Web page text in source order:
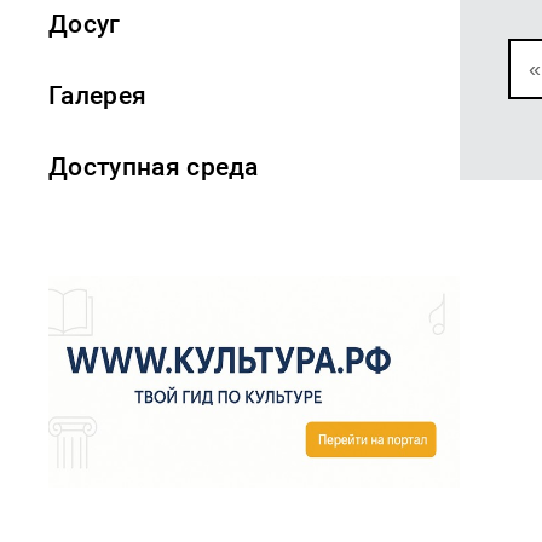
Досуг
Галерея
Доступная среда
«